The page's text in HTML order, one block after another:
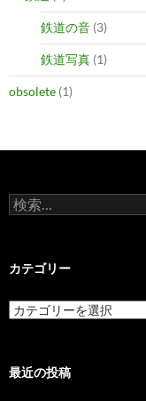
鉄道の音 (3)
鉄道写真 (1)
obsolete (1)
検
索:
カテゴリー
カ
テ
ー
最近の投稿